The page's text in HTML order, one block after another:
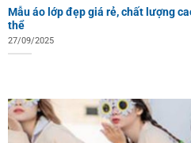
Mẫu áo lớp đẹp giá rẻ, chất lượng
thể
27/09/2025